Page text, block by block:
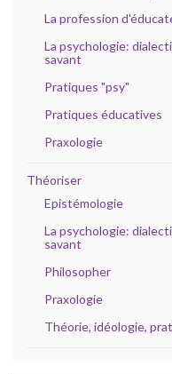
La profession
La psychologie:
savant
Pratiques "psy"
Pratiques éducatives
Praxologie
Théoriser
Epistémologie
La psychologie:
savant
Philosopher
Praxologie
Théorie, idéologie,